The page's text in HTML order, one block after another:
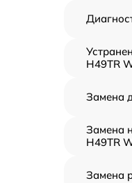
H49TR
Замена
Замена
H49TR
Замена